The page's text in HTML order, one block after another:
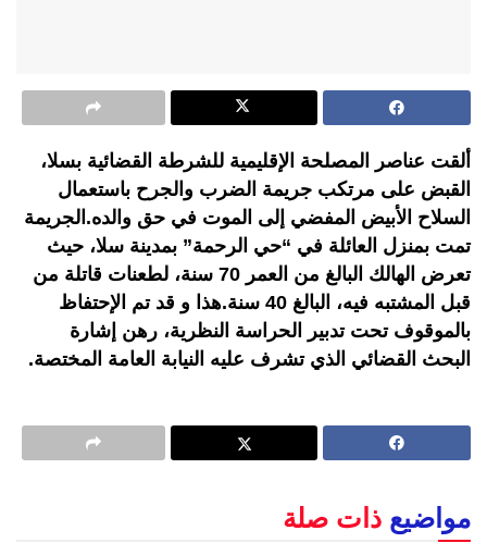
ألقت عناصر المصلحة الإقليمية للشرطة القضائية بسلا،
القبض على مرتكب جريمة الضرب والجرح باستعمال
السلاح الأبيض المفضي إلى الموت في حق والده.الجريمة
تمت بمنزل العائلة في “حي الرحمة” بمدينة سلا، حيث
تعرض الهالك البالغ من العمر 70 سنة، لطعنات قاتلة من
قبل المشتبه فيه، البالغ 40 سنة.هذا و قد تم الإحتفاظ
بالموقوف تحت تدبير الحراسة النظرية، رهن إشارة
البحث القضائي الذي تشرف عليه النيابة العامة المختصة.
مواضيع ذات صلة